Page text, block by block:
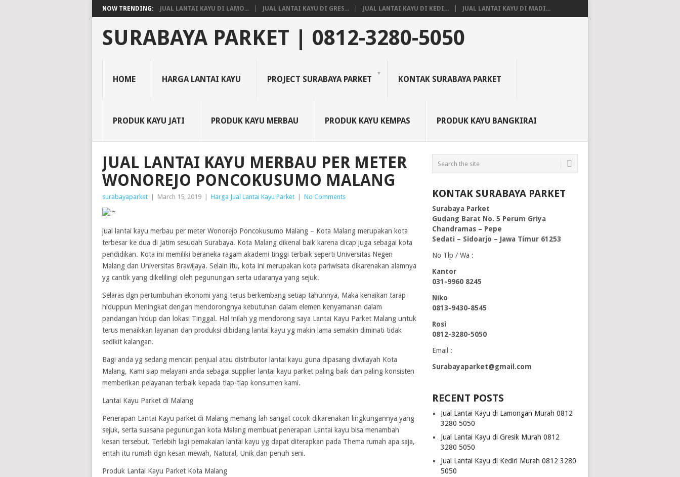
NOW TRENDING: JUAL LANTAI KAYU DI LAMO... JUAL LANTAI KAYU DI GRES... JUAL LANTAI KAYU DI KEDI... JUAL LANTAI KAYU DI MADI...
SURABAYA PARKET | 0812-3280-5050
HOME HARGA LANTAI KAYU PROJECT SURABAYA PARKET KONTAK SURABAYA PARKET
PRODUK KAYU JATI PRODUK KAYU MERBAU PRODUK KAYU KEMPAS PRODUK KAYU BANGKIRAI
JUAL LANTAI KAYU MERBAU PER METER
WONOREJO PONCOKUSUMO MALANG
surabayaparket March 15, 2019 Harga Jual Lantai Kayu Parket No Comments
jual lantai kayu merbau per meter Wonorejo Poncokusumo Malang – Kota Malang merupakan kota
terbesar ke dua di Jatim sesudah Surabaya. Kota Malang dikenal baik karena dicap juga sebagai kota
pendidikan. Kota ini memiliki beraneka ragam akademi tinggi terbaik seperti Universitas Negeri
Malang dan Universitas Brawijaya. Selain itu, kota ini merupakan kota pariwisata dikarenakan alamnya
yg cantik yang dikelilingi oleh pegunungan serta udaranya yang sejuk.
Selaras dgn pertumbuhan ekonomi yang terus berkembang setiap tahunnya, Maka kenaikan tarap
hiduppun Meningkat dengan mendorongnya kebutuhan dalam elemen kenyamanan dalam
pandangan hidup dan lokasi Tinggal. Hal inilah yg mendorong saya Lantai Kayu Parket Malang untuk
terus menaikkan layanan dan produksi dibidang lantai kayu yg makin lama semakin diminati tidak
sedikit kalangan.
Bagi anda yg sedang mencari penjual atau distributor lantai kayu guna dipasang diwilayah Kota
Malang, Kami siap melayani anda sebagai supplier lantai kayu parket paling baik dan paling konsisten
memberikan pelayanan terbaik kepada tiap-tiap konsumen kami.
Lantai Kayu Parket di Malang
Penerapan Lantai Kayu parket di Malang memang lah sangat cocok dikarenakan lingkungannya yang
sejuk, serta suasana pegunungan kota Malang membuat penerapan Lantai kayu bisa menambah
kesan tersebut. Terlebih lagi pemakaian lantai kayu yg dapat diterapkan pada Thema rumah apa saja,
entah itu rumah dgn kesan mewah, Natural, Unik dan penuh seni.
Produk Lantai Kayu Parket Kota Malang
KONTAK SURABAYA PARKET
Surabaya Parket
Gudang Barat No. 5 Perum Griya
Chandramas – Pepe
Sedati – Sidoarjo – Jawa Timur 61253
No Tlp / Wa :
Kantor
031-9960 8245
Niko
0813-9430-8545
Rosi
0812-3280-5050
Email :
Surabayaparket@gmail.com
RECENT POSTS
Jual Lantai Kayu di Lamongan Murah 0812
3280 5050
Jual Lantai Kayu di Gresik Murah 0812
3280 5050
Jual Lantai Kayu di Kediri Murah 0812 3280
5050